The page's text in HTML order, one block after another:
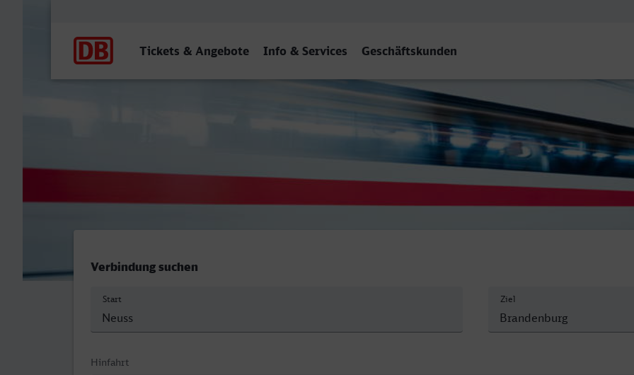
Tickets & Angebote Info & Services Geschäftskunden
Neuss Hbf - Brandenburg Hbf
Verbindung suchen
Start Ziel
Hinfahrt